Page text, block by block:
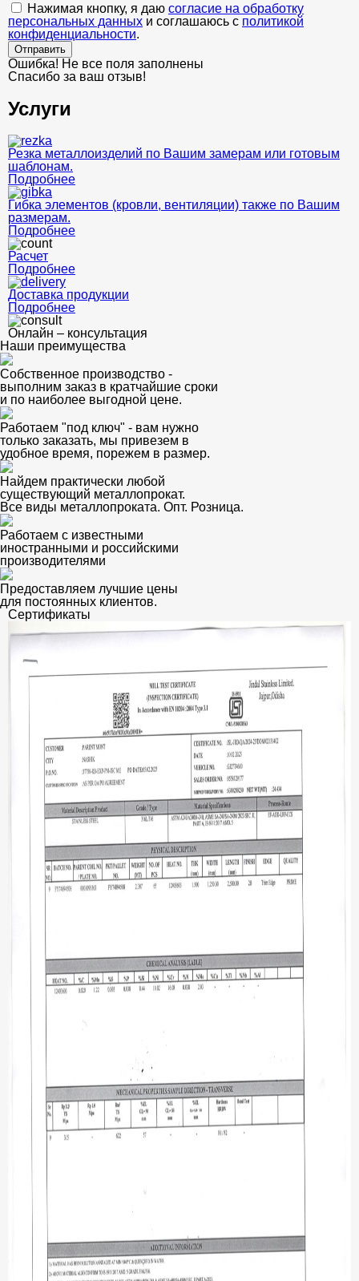
Нажимая кнопку, я даю согласие на обработку
персональных данных и соглашаюсь с политикой
конфиденциальности.
Отправить
Ошибка! Не все поля заполнены
Спасибо за ваш отзыв!
Услуги
Резка металлоизделий по Вашим замерам или готовым
шаблонам.
Подробнее
Гибка элементов (кровли, вентиляции) также по Вашим
размерам.
Подробнее
Расчет
Подробнее
Доставка продукции
Подробнее
Онлайн – консультация
Наши преимущества
Собственное производство -
выполним заказ в кратчайшие сроки
и по наиболее выгодной цене.
Работаем "под ключ" - вам нужно
только заказать, мы привезем в
удобное время, порежем в размер.
Найдем практически любой
существующий металлопрокат.
Все виды металлопроката. Опт. Розница.
Работаем с известными
иностранными и российскими
производителями
Предоставляем лучшие цены
для постоянных клиентов.
Сертификаты